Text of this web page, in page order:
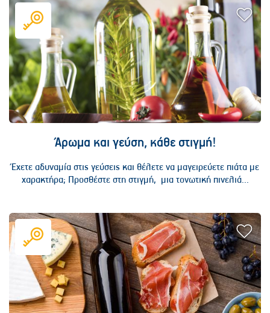
Άρωμα και γεύση, κάθε στιγμή!
Έχετε αδυναμία στις γεύσεις και θέλετε να μαγειρεύετε πιάτα με
χαρακτήρα; Προσθέστε στη στιγμή, μια τονωτική πινελιά...